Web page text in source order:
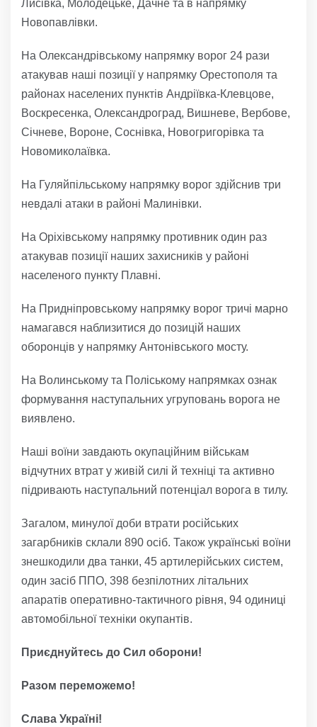
Лисівка, Молодецьке, Дачне та в напрямку
Новопавлівки.
На Олександрівському напрямку ворог 24 рази
атакував наші позиції у напрямку Орестополя та
районах населених пунктів Андріївка-Клевцове,
Воскресенка, Олександроград, Вишневе, Вербове,
Січневе, Вороне, Соснівка, Новогригорівка та
Новомиколаївка.
На Гуляйпільському напрямку ворог здійснив три
невдалі атаки в районі Малинівки.
На Оріхівському напрямку противник один раз
атакував позиції наших захисників у районі
населеного пункту Плавні.
На Придніпровському напрямку ворог тричі марно
намагався наблизитися до позицій наших
оборонців у напрямку Антонівського мосту.
На Волинському та Поліському напрямках ознак
формування наступальних угруповань ворога не
виявлено.
Наші воїни завдають окупаційним військам
відчутних втрат у живій силі й техніці та активно
підривають наступальний потенціал ворога в тилу.
Загалом, минулої доби втрати російських
загарбників склали 890 осіб. Також українські воїни
знешкодили два танки, 45 артилерійських систем,
один засіб ППО, 398 безпілотних літальних
апаратів оперативно-тактичного рівня, 94 одиниці
автомобільної техніки окупантів.
Приєднуйтесь до Сил оборони!
Разом переможемо!
Слава Україні!